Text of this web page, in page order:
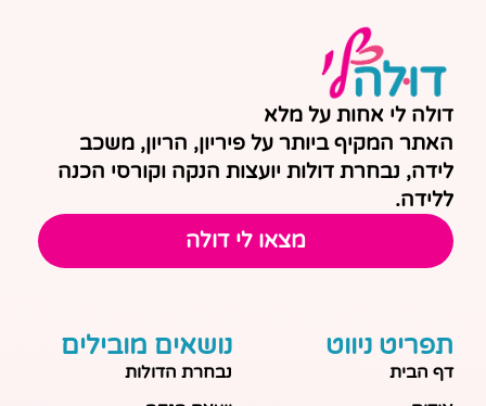
דולה לי אחות על מלא
האתר המקיף ביותר על פיריון, הריון, משכב
לידה, נבחרת דולות יועצות הנקה וקורסי הכנה
ללידה.
מצאו לי דולה
תפריט ניווט
דף הבית
נושאים מובילים
נבחרת הדולות